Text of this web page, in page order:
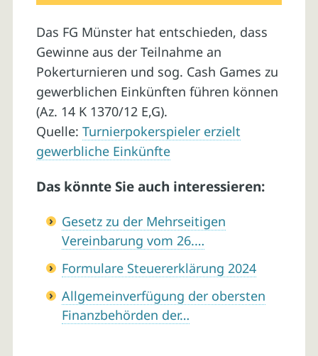
Das FG Münster hat entschieden, dass
Gewinne aus der Teilnahme an
Pokerturnieren und sog. Cash Games zu
gewerblichen Einkünften führen können
(Az. 14 K 1370/12 E,G).
Quelle: Turnierpokerspieler erzielt
gewerbliche Einkünfte
Das könnte Sie auch interessieren:
Gesetz zu der Mehrseitigen
Vereinbarung vom 26.…
Formulare Steuererklärung 2024
Allgemeinverfügung der obersten
Finanzbehörden der…